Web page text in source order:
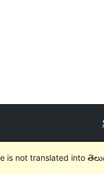
is not translated into